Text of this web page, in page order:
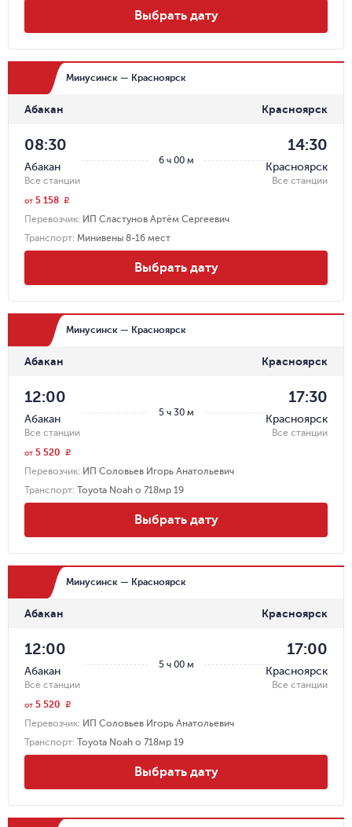
Выбрать дату
Минусинск — Красноярск
Абакан Красноярск
6 ч 00 м
08:30
Абакан
Все станции
14:30
Красноярск
Все станции
Перевозчик: ИП Сластунов Артём Сергеевич
Транспорт: Минивены 8-16 мест
от 5 158 r
Выбрать дату
Минусинск — Красноярск
Абакан Красноярск
5 ч 30 м
12:00
Абакан
Все станции
17:30
Красноярск
Все станции
Перевозчик: ИП Соловьев Игорь Анатольевич
Транспорт: Toyota Noah о 718мр 19
от 5 520 r
Выбрать дату
Минусинск — Красноярск
Абакан Красноярск
5 ч 00 м
12:00
Абакан
Все станции
17:00
Красноярск
Все станции
Перевозчик: ИП Соловьев Игорь Анатольевич
Транспорт: Toyota Noah о 718мр 19
от 5 520 r
Выбрать дату